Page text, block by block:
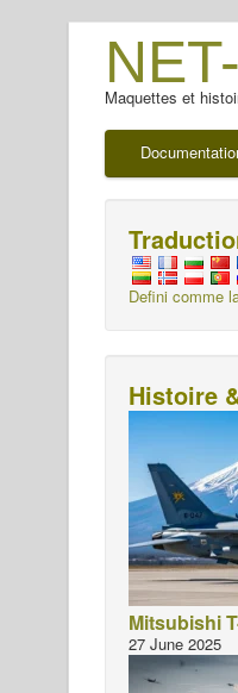
Maquettes et
Defini comme
Histoire
Mitsubishi
27 June 2025